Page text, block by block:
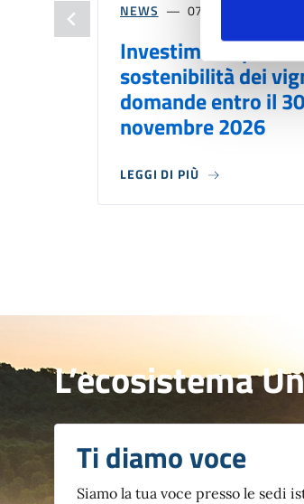
NEWS 07/08/2026
Investimenti per la
sostenibilità dei
domande entro il 30
novembre 2026
LEGGI DI PIÙ
L’ecosistema
Ti diamo voce
Siamo la tua voce presso le sedi